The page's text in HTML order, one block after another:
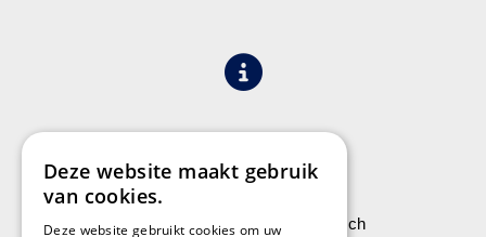
Leveringen aan Stock Vermeersch
Deze website maakt gebruik
van cookies.
Deze website gebruikt cookies om uw